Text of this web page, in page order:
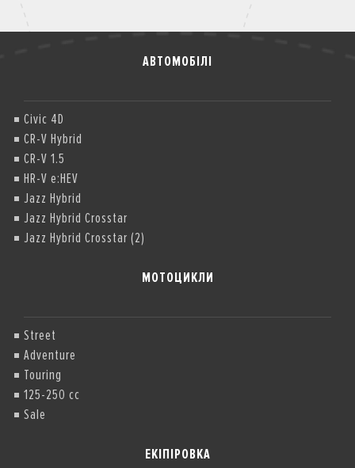
АВТОМОБІЛІ
Civic 4D
CR-V Hybrid
CR-V 1.5
HR-V e:HEV
Jazz Hybrid
Jazz Hybrid Crosstar
Jazz Hybrid Crosstar (2)
МОТОЦИКЛИ
Street
Adventure
Touring
125-250 cc
Sale
ЕКІПІРОВКА